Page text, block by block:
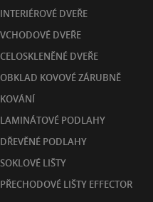
INTERIÉROVÉ DVEŘE
VCHODOVÉ DVEŘE
CELOSKLENĚNÉ DVEŘE
OBKLAD KOVOVÉ ZÁRUBNĚ
KOVÁNÍ
LAMINÁTOVÉ PODLAHY
DŘEVĚNÉ PODLAHY
SOKLOVÉ LIŠTY
PŘECHODOVÉ LIŠTY EFFECTOR